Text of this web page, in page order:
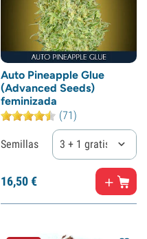
Auto Pineapple Glue
(Advanced Seeds)
feminizada
(71)
Semillas 3 + 1 gratis
16,50€